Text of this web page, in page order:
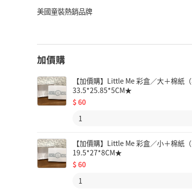
美國童裝熱銷品牌
加價購
【加價購】Little Me 彩盒／大＋棉紙
33.5*25.85*5CM★
$60
【加價購】Little Me 彩盒／小＋棉紙
19.5*27*8CM★
$60